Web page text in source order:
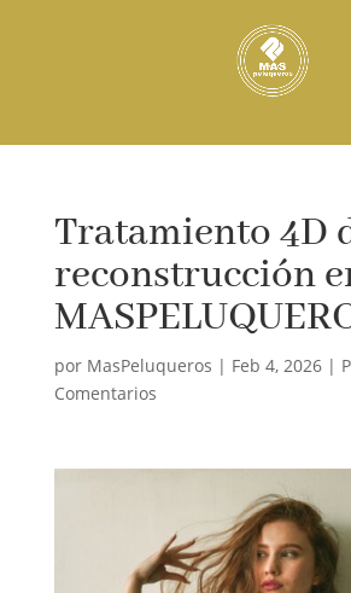
Tratamiento 4D
reconstrucción
por MasPeluqueros | Feb 4, 2026|
Comentarios